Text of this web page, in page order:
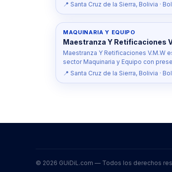
📍 Santa Cruz de la Sierra, Bolivia ·
MAQUINARIA Y EQUIPO
Maestranza Y Retificaciones
Maestranza Y Retificaciones V.M.W
sector Maquinaria y Equipo con
📍 Santa Cruz de la Sierra, Bolivia ·
© 2026 GUiDiL.com — Todos los derechos